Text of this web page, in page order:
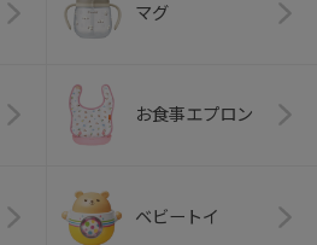
マグ
お食事エプロン
ベビートイ